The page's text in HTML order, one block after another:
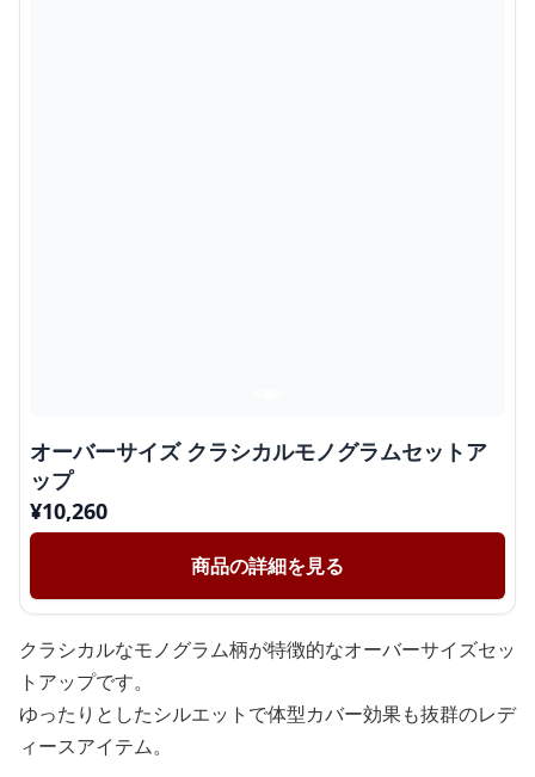
オーバーサイズ クラシカルモノグラムセットア
ップ
¥10,260
商品の詳細を見る
クラシカルなモノグラム柄が特徴的なオーバーサイズセッ
トアップです。
ゆったりとしたシルエットで体型カバー効果も抜群のレデ
ィースアイテム。